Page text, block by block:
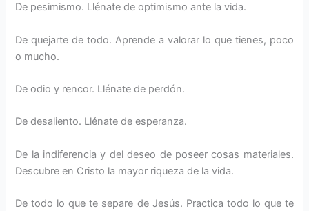
De pesimismo. Llénate de optimismo ante la vida.
De quejarte de todo. Aprende a valorar lo que tienes, poco
o mucho.
De odio y rencor. Llénate de perdón.
De desaliento. Llénate de esperanza.
De la indiferencia y del deseo de poseer cosas materiales.
Descubre en Cristo la mayor riqueza de la vida.
De todo lo que te separe de Jesús. Practica todo lo que te